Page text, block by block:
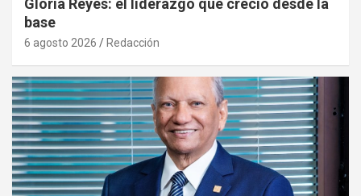
Gloria Reyes: el liderazgo que creció desde la
base
6 agosto 2026 Redacción